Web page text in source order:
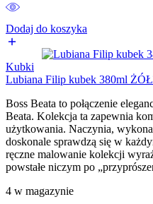
Dodaj do koszyka
Kubki
Lubiana Filip kubek 380ml
Boss Beata to połączenie
Beata. Kolekcja ta zapewnia
użytkowania. Naczynia,
doskonale sprawdzą się w
ręczne malowanie kolekcji
powstałe niczym po
4 w magazynie